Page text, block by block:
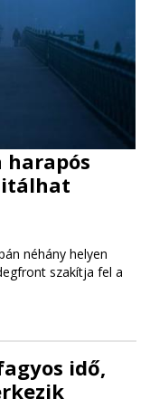
harapós
néhány helyen
szakítja fel a
idő,